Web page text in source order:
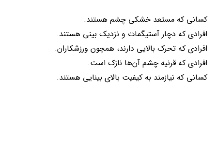
کسانی که مستعد خشکی چشم هستند.
افرادی که دچار آستیگمات و نزدیک بینی هستند.
افرادی که تحرک بالایی دارند، همچون ورزشکاران.
افرادی که قرنیه چشم آن‌ها نازک است.
کسانی که نیازمند به کیفیت بالای بینایی هستند.